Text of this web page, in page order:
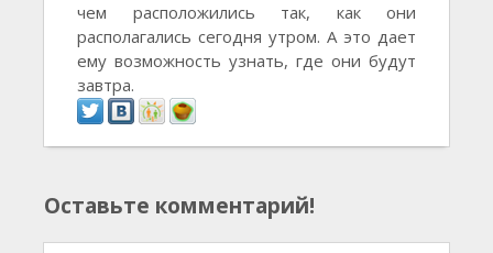
чем расположились так, как они
располагались сегодня утром. А это дает
ему возможность узнать, где они будут
завтра.
Оставьте комментарий!